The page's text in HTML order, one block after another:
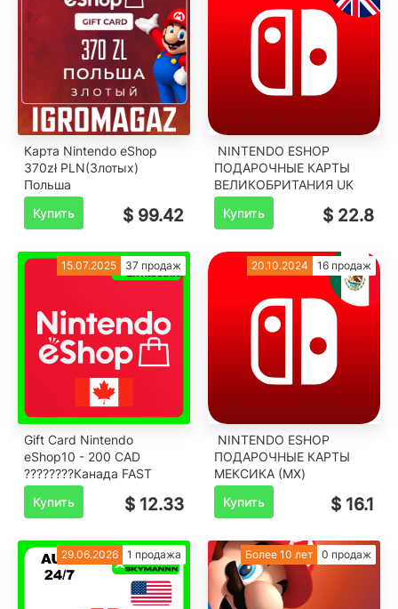
Карта Nintendo eShop
370zł PLN(Злотых)
Польша
Купить
$ 99.42
️ NINTENDO ESHOP
ПОДАРОЧНЫЕ КАРТЫ
ВЕЛИКОБРИТАНИЯ UK
Купить
$ 22.8
15.07.2025 37 продаж
Gift Card Nintendo
eShop10 - 200 CAD
????????Канада FAST
Купить
$ 12.33
20.10.2024 16 продаж
️ NINTENDO ESHOP
ПОДАРОЧНЫЕ КАРТЫ
МЕКСИКА (MX)
Купить
$ 16.1
29.06.2026 1 продажа Более 10 лет 0 продаж